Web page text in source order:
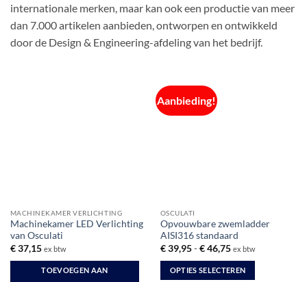
internationale merken, maar kan ook een productie van meer
dan 7.000 artikelen aanbieden, ontworpen en ontwikkeld
door de Design & Engineering-afdeling van het bedrijf.
MACHINEKAMER VERLICHTING
Machinekamer LED Verlichting
van Osculati
€37,15 ex btw
TOEVOEGEN AAN
Aanbieding!
OSCULATI
Opvouwbare zwemladder
AISI316 standaard
€39,95 - €46,75Prijsklasse:
tot
€ 46,75
ex btw
OPTIES SELECTEREN